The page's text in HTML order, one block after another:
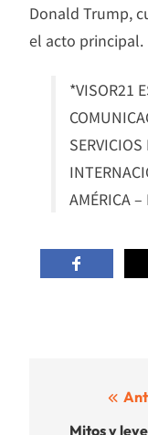
Donald Trump,
el acto principal.
*VISOR21
AMÉRICA –
Mitos y